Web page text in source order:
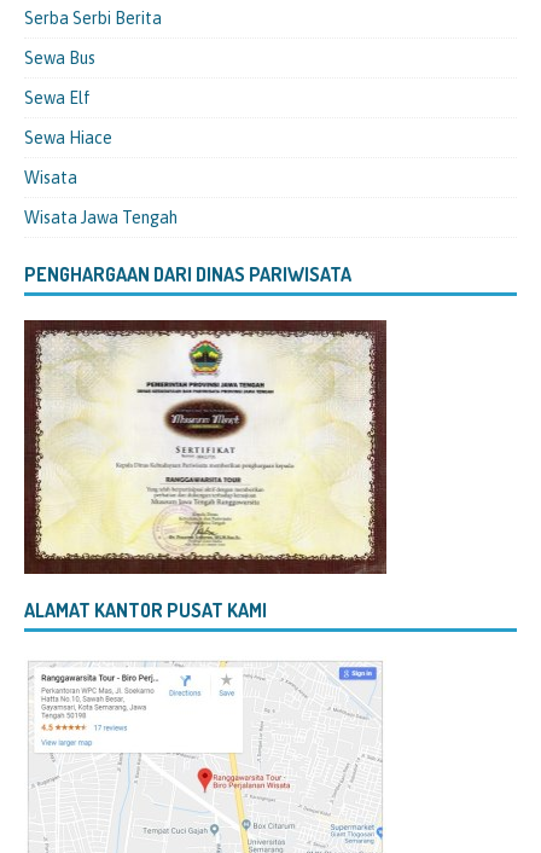
Serba Serbi Berita
Sewa Bus
Sewa Elf
Sewa Hiace
Wisata
Wisata Jawa Tengah
PENGHARGAAN DARI DINAS PARIWISATA
ALAMAT KANTOR PUSAT KAMI